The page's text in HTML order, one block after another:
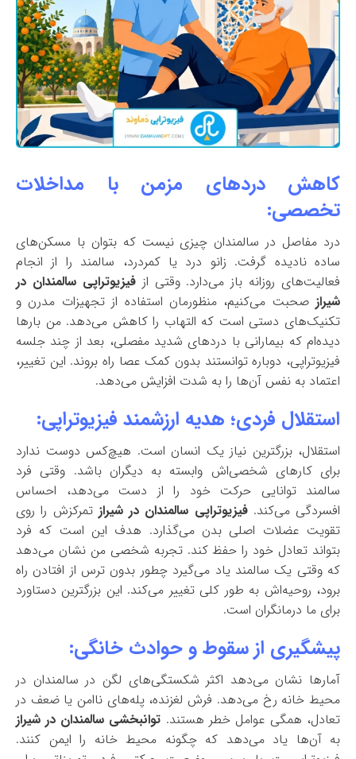
کاهش دردهای مزمن با مداخلات
تخصصی:
درد مفاصل در سالمندان چیزی نیست که بتوان با مسکن‌های
ساده نادیده گرفت. زانو درد یا کمردرد، سالمند را از انجام
فعالیت‌های روزانه باز می‌دارد. وقتی ازفیزیوتراپی سالمندان در
شیراز صحبت می‌کنیم، منظورمان استفاده از تجهیزات مدرن و
تکنیک‌های دستی است که التهاب را کاهش می‌دهد. من بارها
دیده‌ام که بیمارانی با دردهای شدید مفصلی، بعد از چند جلسه
فیزیوتراپی، دوباره توانستند بدون کمک عصا راه بروند. این تغییر،
اعتماد به نفس آن‌ها را به شدت افزایش می‌دهد.
استقلال فردی؛ هدیه ارزشمند فیزیوتراپی:
استقلال، بزرگترین نیاز یک انسان است. هیچ‌کس دوست ندارد
برای کارهای شخصی‌اش وابسته به دیگران باشد. وقتی فرد
سالمند توانایی حرکت خود را از دست می‌دهد، احساس
افسردگی می‌کند.فیزیوتراپی سالمندان در شیراز تمرکزش را روی
تقویت عضلات اصلی بدن می‌گذارد. هدف این است که فرد
بتواند تعادل خود را حفظ کند. تجربه شخصی من نشان می‌دهد
که وقتی یک سالمند یاد می‌گیرد چطور بدون ترس از افتادن راه
برود، روحیه‌اش به طور کلی تغییر می‌کند. این بزرگترین دستاورد
برای ما درمانگران است.
پیشگیری از سقوط و حوادث خانگی:
آمارها نشان می‌دهد اکثر شکستگی‌های لگن در سالمندان در
محیط خانه رخ می‌دهد. فرش لغزنده، پله‌های ناامن یا ضعف در
تعادل، همگی عوامل خطر هستند. توانبخشی سالمندان در شیراز
به آن‌ها یاد می‌دهد که چگونه محیط خانه را ایمن کنند.